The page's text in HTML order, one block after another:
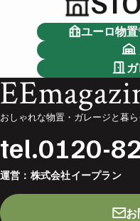
ユーロ物
おしゃれな物置・ガレージと暮ら
tel.0120-
運営： 株式会社イープラン
お